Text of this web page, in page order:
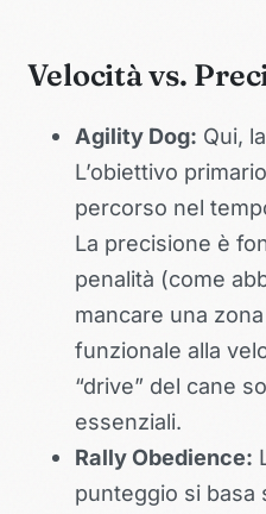
Velocità vs.
Agility Dog: Qui,
L’obiettivo
percorso nel
La precisione è
penalità (come
mancare una
funzionale alla
“drive” del cane
essenziali.
Rally Obedience:
punteggio si basa